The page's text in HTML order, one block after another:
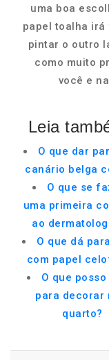
uma boa
papel toalha
pintar o outro
como muito
você e
Leia
O que dar
canário belga
O que se
uma primeira
ao
O que dá
com papel
O que
para decorar
quarto?